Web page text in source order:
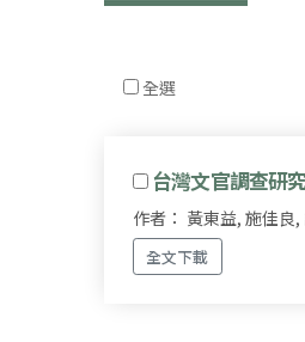
全選
台灣文官調查研
作者： 黃東益, 施佳良,
全文下載